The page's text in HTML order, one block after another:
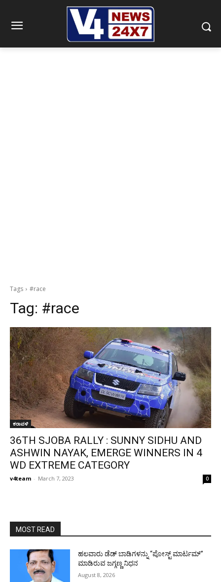
Tags #race
Tag: #race
ಕರಾವಳಿ
36TH SJOBA RALLY : SUNNY SIDHU AND
ASHWIN NAYAK, EMERGE WINNERS IN 4
WD EXTREME CATEGORY
v4team - March 7, 2023 0
MOST READ
ಹಲವಾರು ಡೆಡ್ ಬಾಡಿಗಳನ್ನು “ಪೋಸ್ಟ್ ಮಾರ್ಟಮ್”
ಮಾಡಿರುವ ಜಗ್ಗಣ್ಣ ನಿಧನ
August 8, 2026